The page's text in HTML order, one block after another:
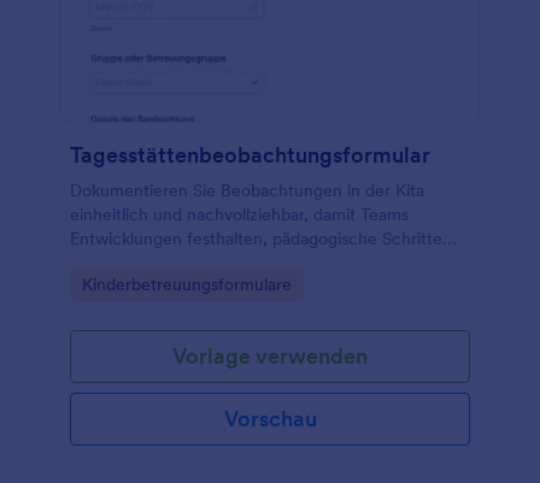
Tagesstättenbeobachtungsformular
Dokumentieren Sie Beobachtungen in der Kita
einheitlich und nachvollziehbar, damit Teams
Entwicklungen festhalten, pädagogische Schritte
Erziehungsberechtigte besser vorbereiten können.
Go to Category:
Kinderbetreuungsformulare
Vorlage verwenden
Vorschau